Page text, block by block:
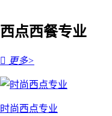
西点西餐专业
 更多>
时尚西点专业